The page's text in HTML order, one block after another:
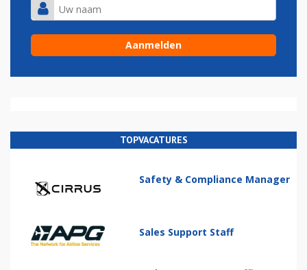
TOPVACATURES
Safety & Compliance Manager
Sales Support Staff